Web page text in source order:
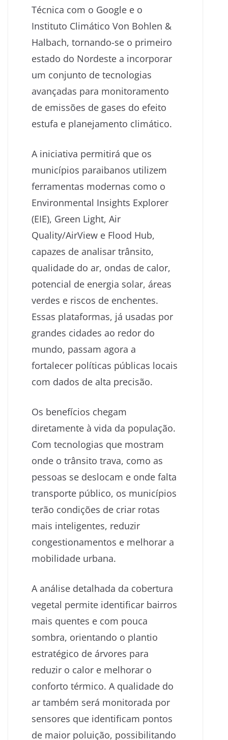
Técnica com o Google e o
Instituto Climático Von Bohlen &
Halbach, tornando-se o primeiro
estado do Nordeste a incorporar
um conjunto de tecnologias
avançadas para monitoramento
de emissões de gases do efeito
estufa e planejamento climático.
A iniciativa permitirá que os
municípios paraibanos utilizem
ferramentas modernas como o
Environmental Insights Explorer
(EIE), Green Light, Air
Quality/AirView e Flood Hub,
capazes de analisar trânsito,
qualidade do ar, ondas de calor,
potencial de energia solar, áreas
verdes e riscos de enchentes.
Essas plataformas, já usadas por
grandes cidades ao redor do
mundo, passam agora a
fortalecer políticas públicas locais
com dados de alta precisão.
Os benefícios chegam
diretamente à vida da população.
Com tecnologias que mostram
onde o trânsito trava, como as
pessoas se deslocam e onde falta
transporte público, os municípios
terão condições de criar rotas
mais inteligentes, reduzir
congestionamentos e melhorar a
mobilidade urbana.
A análise detalhada da cobertura
vegetal permite identificar bairros
mais quentes e com pouca
sombra, orientando o plantio
estratégico de árvores para
reduzir o calor e melhorar o
conforto térmico. A qualidade do
ar também será monitorada por
sensores que identificam pontos
de maior poluição, possibilitando